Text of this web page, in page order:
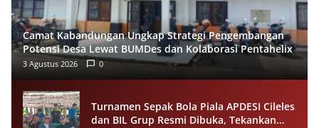
Camat Kabandungan Ungkap Strategi Pengembangan
Potensi Desa Lewat BUMDes dan Kolaborasi Pentahelix
3 Agustus 2026 0
Turnamen Sepak Bola Piala APDESI Cileles
dan BIL Grup Resmi Dibuka, Tekankan